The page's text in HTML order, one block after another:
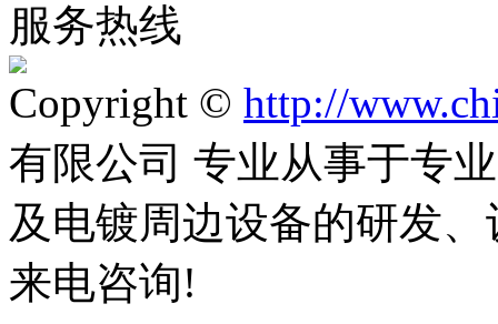
服务热线
Copyright © http://
有限公司 专业从事于专
及电镀周边设备的研发
来电咨询!